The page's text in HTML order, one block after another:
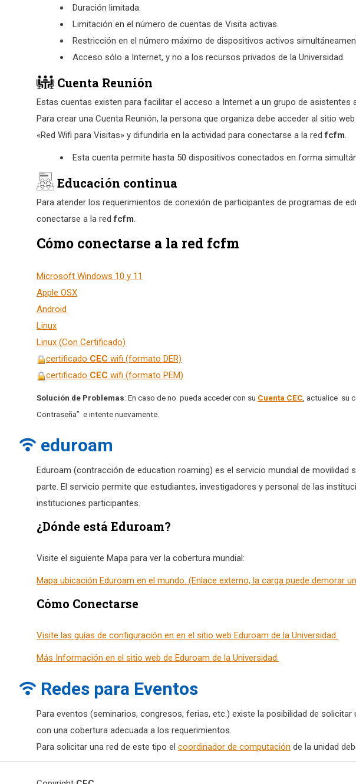
Duración limitada.
Limitación en el número de cuentas de Visita activas.
Restricción en el número máximo de dispositivos activos
Acceso sólo a Internet, y no a los recursos privados de la Universidad.
Cuenta Reunión
Estas cuentas existen para facilitar el acceso a Internet a un grupo de
Para crear una Cuenta Reunión, la persona que organiza debe acceder al sitio
«Red Wifi para Visitas» y difundirla en la actividad para conectarse a la redfcfm.
Esta cuenta permite hasta 50 dispositivos conectados en forma
Educación continua
Para atender los requerimientos de conexión de participantes de programas de
conectarse a la redfcfm.
Cómo conectarse a la red fcfm
Microsoft Windows 10 y 11
Apple OSX
Android
Linux
Linux (Con Certificado)
certificado CEC wifi (formato DER)
certificado CEC wifi (formato PEM)
Solución de Problemas: En caso de no pueda acceder con su Cuenta CEC , actualice su
Contraseña” e intente nuevamente.
eduroam
Eduroam (contracción de education roaming) es el servicio mundial de
parte. El servicio permite que estudiantes, investigadores y personal de las
instituciones participantes.
¿Dónde está Eduroam?
Visite el siguiente Mapa para ver la cobertura mundial:
Mapa ubicación Eduroam en el mundo. (Enlace externo, la carga puede demorar
Cómo Conectarse
Visite las guías de configuración en en el sitio web Eduroam de la Universidad.
Más Información en el sitio web de Eduroam de la Universidad.
Redes para Eventos
Para eventos (seminarios, congresos, ferias, etc.) existe la posibilidad de
con una cobertura adecuada a los requerimientos.
Para solicitar una red de este tipo el coordinador de computación de la unidad